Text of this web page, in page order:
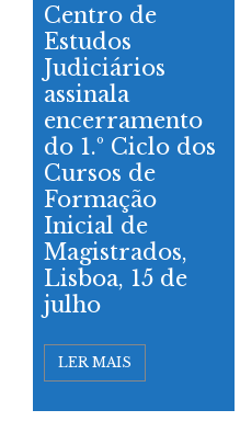
Centro de
Estudos
Judiciários
assinala
encerramento
do 1.º Ciclo dos
Cursos de
Formação
Inicial de
Magistrados,
Lisboa, 15 de
julho
LER MAIS